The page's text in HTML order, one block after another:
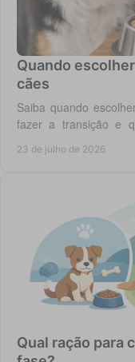
Quando
cães
Saiba quando
fazer a transição e
23 de julho de 2026
Qual ração para